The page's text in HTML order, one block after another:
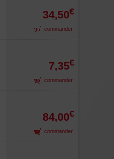
34,50€
commander
7,35€
commander
84,00€
commander